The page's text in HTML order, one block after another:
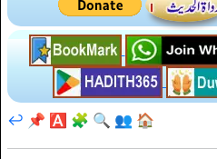
🏠
👥
🔍
🧩
🅰️
📌
↩️